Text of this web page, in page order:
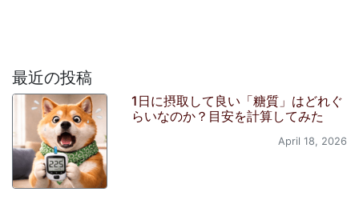
最近の投稿
1日に摂取して良い「糖質」はどれぐ
らいなのか？目安を計算してみた
April 18, 2026